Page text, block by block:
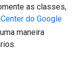
as classes,
do Google
maneira